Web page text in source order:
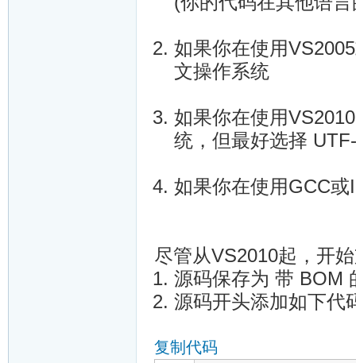
如果你在使用
文操作系统
如果你在使用
统，但最好选择
如果你在使用GCC
尽管从VS2010起，开
源码保存为 带 BOM
源码开头添加如下代
复制代码